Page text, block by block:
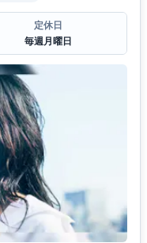
定休日
毎週月曜日